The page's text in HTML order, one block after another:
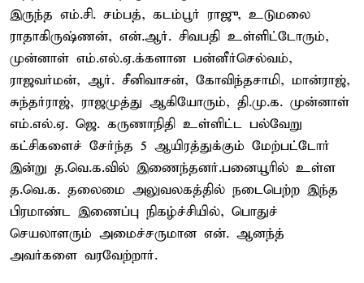
இருந்த எம்.சி. சம்பத், கடம்பூர் ராஜு, உடுமலை
ராதாகிருஷ்ணன், என்.ஆர். சிவபதி உள்ளிட்டோரும்,
முன்னாள் எம்.எல்.ஏ.க்களான பன்னீர்செல்வம்,
ராஜவர்மன், ஆர். சீனிவாசன், கோவிந்தசாமி, மான்ராஜ்,
சுந்தர்ராஜ், ராஜமுத்து ஆகியோரும், தி.மு.க. முன்னாள்
எம்.எல்.ஏ. ஜெ. கருணாநிதி உள்ளிட்ட பல்வேறு
கட்சிகளைச் சேர்ந்த 5 ஆயிரத்துக்கும் மேற்பட்டோர்
இன்று த.வெ.க.வில் இணைந்தனர்.பனையூரில் உள்ள
த.வெ.க. தலைமை அலுவலகத்தில் நடைபெற்ற இந்த
பிரமாண்ட இணைப்பு நிகழ்ச்சியில், பொதுச்
செயலாளரும் அமைச்சருமான என். ஆனந்த்
அவர்களை வரவேற்றார்.